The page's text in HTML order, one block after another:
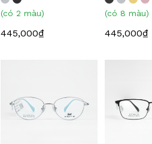
(có 2 màu)
445,000₫
(có 8 màu)
445,000₫